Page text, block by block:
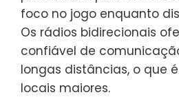
foco no jogo enquanto
Os rádios bidirecionais
confiável de
longas distâncias, o que
locais maiores.